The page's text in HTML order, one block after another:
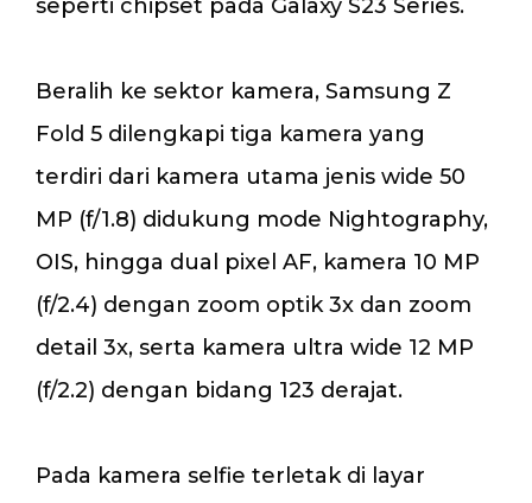
seperti chipset pada Galaxy S23 Series.
Beralih ke sektor kamera, Samsung Z
Fold 5 dilengkapi tiga kamera yang
terdiri dari kamera utama jenis wide 50
MP (f/1.8) didukung mode Nightography,
OIS, hingga dual pixel AF, kamera 10 MP
(f/2.4) dengan zoom optik 3x dan zoom
detail 3x, serta kamera ultra wide 12 MP
(f/2.2) dengan bidang 123 derajat.
Pada kamera selfie terletak di layar